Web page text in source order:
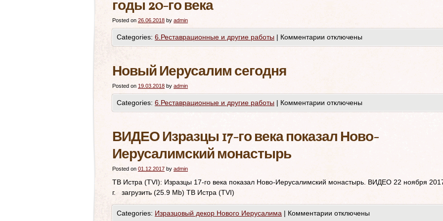
годы 20-го века
Posted on 26.06.2018 by admin
Categories: 6.Реставрационные и другие работы | Комментарии отключены
Новый Иерусалим сегодня
Posted on 19.03.2018 by admin
Categories: 6.Реставрационные и другие работы | Комментарии отключены
ВИДЕО Изразцы 17-го века показал Ново-
Иерусалимский монастырь
Posted on 01.12.2017 by admin
ТВ Истра (TVI): Изразцы 17-го века показал Ново-Иерусалимский монастырь. ВИДЕО 22 ноября
г. загрузить (25.9 Mb) ТВ Истра (TVI)
Categories: Изразцовый декор Нового Иерусалима | Комментарии отключены